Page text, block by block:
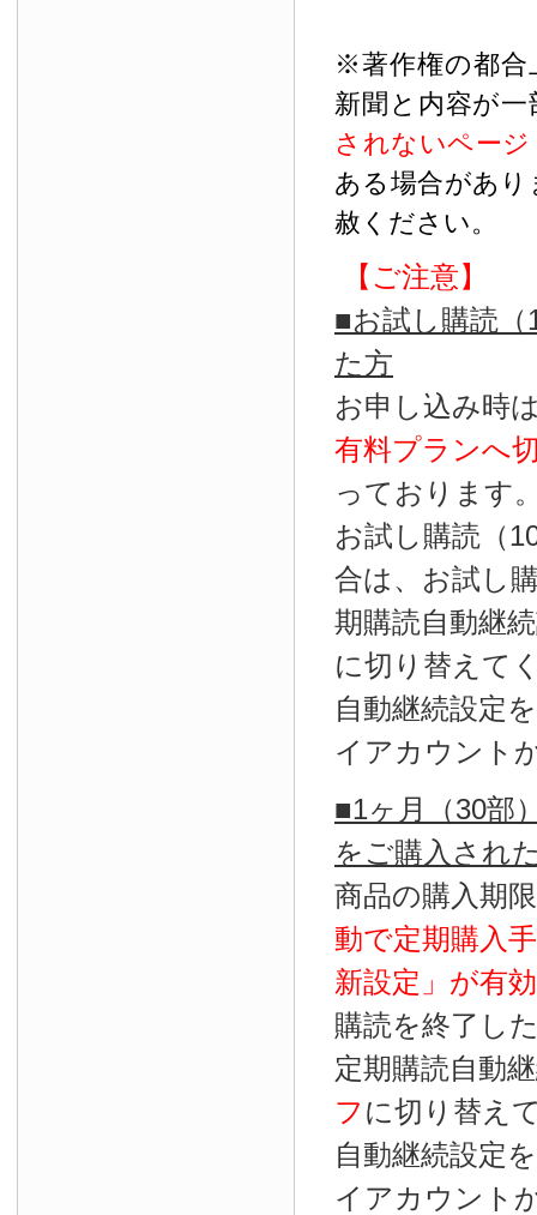
※著作権の都合
新聞と内容が
されないペー
ある場合があ
赦ください。
【ご注意】
■お試し購読
た方
お申し込み時
有料プランへ
っております
お試し購読（
合は、お試し
期購読自動継
に切り替えて
自動継続設定
イアカウント
■1ヶ月（30部
をご購入され
商品の購入期
動で定期購入
新設定」が有効
購読を終了し
定期購読自動
フ に切り替え
自動継続設定
イアカウント